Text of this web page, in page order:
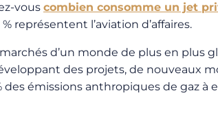
vous combien consomme un jet
représentent l’aviation d’affaires.
d’un monde de plus en plus
des projets, de nouveaux
des émissions anthropiques de gaz à